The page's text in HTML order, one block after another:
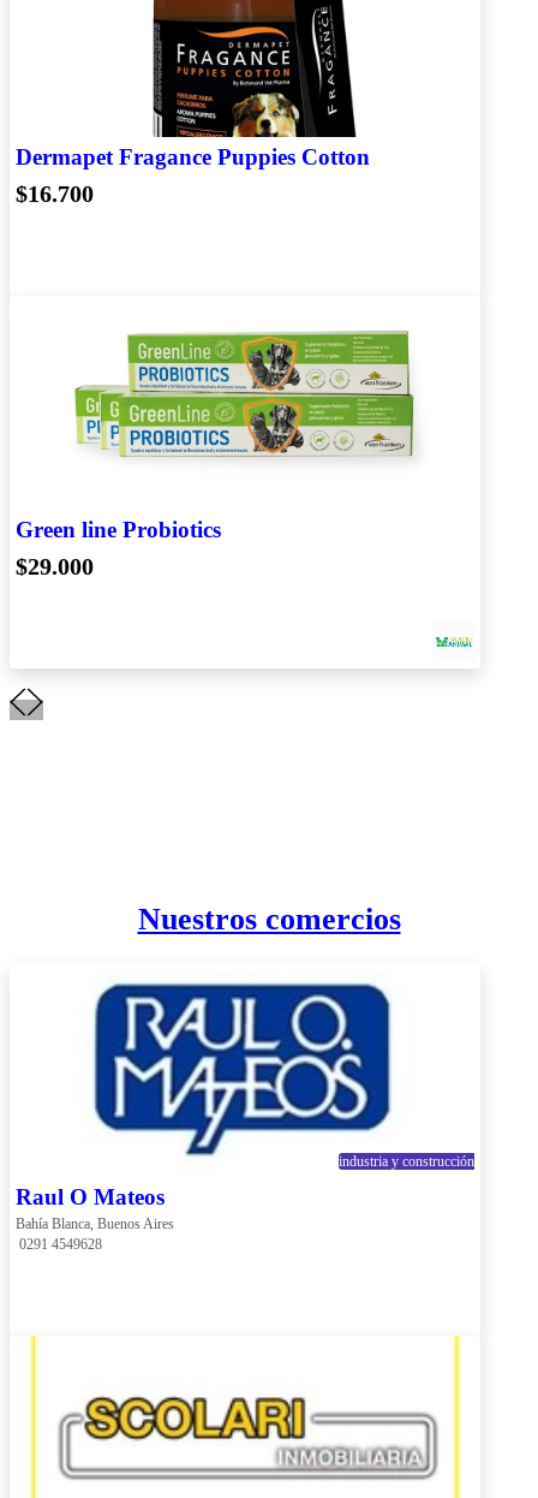
Dermapet Fragance Puppies Cotton
$16.700
Green line Probiotics
$29.000
Nuestros comercios
industria y construcción
Raul O Mateos
Bahía Blanca, Buenos Aires
0291 4549628